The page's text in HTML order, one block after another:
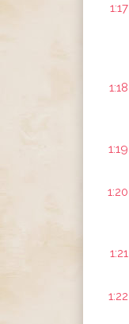
1:17
1:18
1:19
1:20
1:21
1:22